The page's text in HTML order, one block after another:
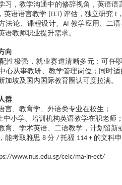
习，教学沟通中的修辞视角，英语语
，英语语言教学 (ELT) 评估，独立研究 I
法论、课程设计、 AI教学应用、二
语教师职业提升需求。
向
性极强，就业赛道清晰多元：可任
心从事教研、教学管理岗位；同时
加坡及国内国际教育圈认可度拉满。
群
言、教育学、外语类专业在校生；
中小学、培训机构英语教学在职老师；
育、学术英语、二语教学，计划留新
能考取雅思 8 分 / 托福 114 + 的文科申
www.nus.edu.sg/celc/ma-in-ect/